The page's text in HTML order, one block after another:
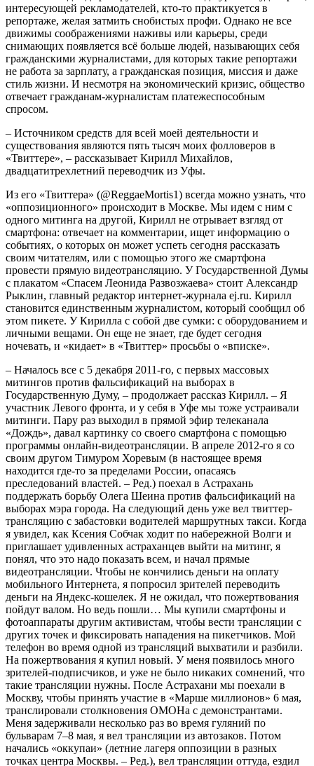
интересующей рекламодателей, кто-то практикуется в
репортаже, желая затмить снобистых профи. Однако не все
движимы соображениями наживы или карьеры, среди
снимающих появляется всё больше людей, называющих себя
гражданскими журналистами, для которых такие репортажи
не работа за зарплату, а гражданская позиция, миссия и даже
стиль жизни. И несмотря на экономический кризис, общество
отвечает гражданам-журналистам платежеспособным
спросом.
– Источником средств для всей моей деятельности и
существования являются пять тысяч моих фолловеров в
«Твиттере», – рассказывает Кирилл Михайлов,
двадцатитрехлетний переводчик из Уфы.
Из его «Твиттера» (@ReggaeMortis1) всегда можно узнать, что
«оппозиционного» происходит в Москве. Мы идем с ним с
одного митинга на другой, Кирилл не отрывает взгляд от
смартфона: отвечает на комментарии, ищет информацию о
событиях, о которых он может успеть сегодня рассказать
своим читателям, или с помощью этого же смартфона
провести прямую видеотрансляцию. У Государственной Думы
с плакатом «Спасем Леонида Развозжаева» стоит Александр
Рыклин, главный редактор интернет-журнала ej.ru. Кирилл
становится единственным журналистом, который сообщил об
этом пикете. У Кирилла с собой две сумки: с оборудованием и
личными вещами. Он еще не знает, где будет сегодня
ночевать, и «кидает» в «Твиттер» просьбы о «вписке».
– Началось все с 5 декабря 2011-го, с первых массовых
митингов против фальсификаций на выборах в
Государственную Думу, – продолжает рассказ Кирилл. – Я
участник Левого фронта, и у себя в Уфе мы тоже устраивали
митинги. Пару раз выходил в прямой эфир телеканала
«Дождь», давал картинку со своего смартфона c помощью
программы онлайн-видеотрансляции. В апреле 2012-го я со
своим другом Тимуром Хоревым (в настоящее время
находится где-то за пределами России, опасаясь
преследований властей. – Ред.) поехал в Астрахань
поддержать борьбу Олега Шеина против фальсификаций на
выборах мэра города. На следующий день уже вел твиттер-
трансляцию с забастовки водителей маршрутных такси. Когда
я увидел, как Ксения Собчак ходит по набережной Волги и
приглашает удивленных астраханцев выйти на митинг, я
понял, что это надо показать всем, и начал прямые
видеотрансляции. Чтобы не кончились деньги на оплату
мобильного Интернета, я попросил зрителей переводить
деньги на Яндекс-кошелек. Я не ожидал, что пожертвования
пойдут валом. Но ведь пошли… Мы купили смартфоны и
фотоаппараты другим активистам, чтобы вести трансляции с
других точек и фиксировать нападения на пикетчиков. Мой
телефон во время одной из трансляций выхватили и разбили.
На пожертвования я купил новый. У меня появилось много
зрителей-подписчиков, и уже не было никаких сомнений, что
такие трансляции нужны. После Астрахани мы поехали в
Москву, чтобы принять участие в «Марше миллионов» 6 мая,
транслировали столкновения ОМОНа с демонстрантами.
Меня задерживали несколько раз во время гуляний по
бульварам 7–8 мая, я вел трансляции из автозаков. Потом
начались «оккупаи» (летние лагеря оппозиции в разных
точках центра Москвы. – Ред.), вел трансляции оттуда, ездил